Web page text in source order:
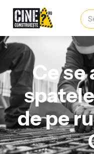
Ce se
de pe